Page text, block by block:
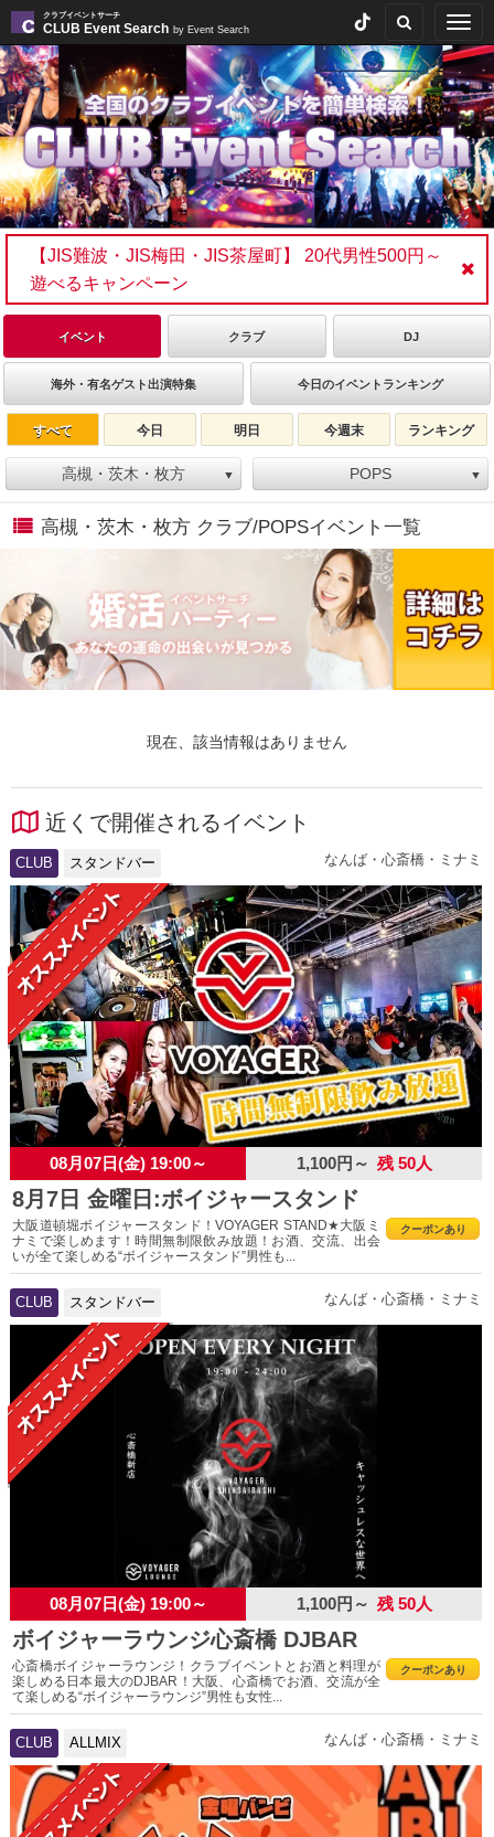
クラブイベントサーチ
CLUB Event Search by Event Search
【JIS難波・JIS梅田・JIS茶屋町】 20代男性500円～
遊べるキャンペーン
イベント クラブ DJ
海外・有名ゲスト出演特集 今日のイベントランキング
すべて 今日 明日 今週末 ランキング
高槻・茨木・枚方 ▼ POPS ▼
高槻・茨木・枚方 クラブ/POPSイベント一覧
現在、該当情報はありません
近くで開催されるイベント
CLUB スタンドバー なんば・心斎橋・ミナミ
08月07日(金) 19:00～ 1,100円～ 残 50人
8月7日 金曜日:ボイジャースタンド
クーポンあり
大阪道頓堀ボイジャースタンド！VOYAGER STAND★大阪ミ
ナミで楽しめます！時間無制限飲み放題！お酒、交流、出会
いが全て楽しめる“ボイジャースタンド”男性も...
CLUB スタンドバー なんば・心斎橋・ミナミ
08月07日(金) 19:00～ 1,100円～ 残 50人
ボイジャーラウンジ心斎橋 DJBAR
クーポンあり
心斎橋ボイジャーラウンジ！クラブイベントとお酒と料理が
楽しめる日本最大のDJBAR！大阪、心斎橋でお酒、交流が全
て楽しめる“ボイジャーラウンジ”男性も女性...
CLUB ALLMIX なんば・心斎橋・ミナミ